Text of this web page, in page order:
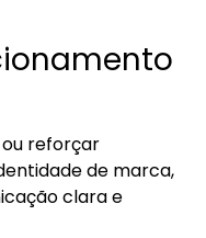
ou reforçar
de marca,
clara e